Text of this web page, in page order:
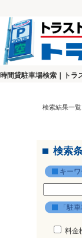
時間貸駐車場検索｜トラ
検索結果一覧
検索
キー
「駐
料金